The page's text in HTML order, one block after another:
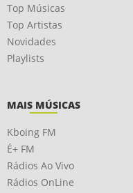
Top Músicas
Top Artistas
Novidades
Playlists
MAIS MÚSICAS
Kboing FM
É+ FM
Rádios Ao Vivo
Rádios OnLine